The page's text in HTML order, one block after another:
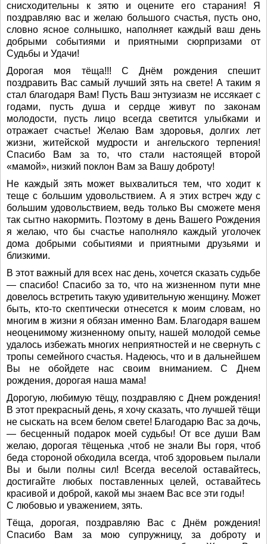
снисходительны к зятю и оцените его старания! Я
поздравляю вас и желаю большого счастья, пусть оно,
словно ясное солнышко, наполняет каждый ваш день
добрыми событиями и приятными сюрпризами от
Судьбы и Удачи!
Дорогая моя тёща!!! С Днём рождения спешит
поздравить Вас самый лучший зять на свете! А таким я
стал благодаря Вам! Пусть Ваш энтузиазм не иссякает с
годами, пусть душа и сердце живут по законам
молодости, пусть лицо всегда светится улыбками и
отражает счастье! Желаю Вам здоровья, долгих лет
жизни, житейской мудрости и ангельского терпения!
Спасибо Вам за то, что стали настоящей второй
«мамой», низкий поклон Вам за Вашу доброту!
Не каждый зять может выхвалиться тем, что ходит к
теще с большим удовольствием. А я этих встреч жду с
большим удовольствием, ведь только Вы сможете меня
так сытно накормить. Поэтому в день Вашего Рождения
я желаю, что бы счастье наполняло каждый уголочек
дома добрыми событиями и приятными друзьями и
близкими.
В этот важный для всех нас день, хочется сказать судьбе
— спасибо! Спасибо за то, что на жизненном пути мне
довелось встретить такую удивительную женщину. Может
быть, кто-то скептически отнесется к моим словам, но
многим в жизни я обязан именно Вам. Благодаря вашем
неоценимому жизненному опыту, нашей молодой семье
удалось избежать многих неприятностей и не свернуть с
тропы семейного счастья. Надеюсь, что и в дальнейшем
Вы не обойдете нас своим вниманием. С Днем
рождения, дорогая наша мама!
Дорогую, любимую тёщу, поздравляю с Днем рождения!
В этот прекрасный день, я хочу сказать, что лучшей тёщи
не сыскать на всем белом свете! Благодарю Вас за дочь,
— бесценный подарок моей судьбы! От все души Вам
желаю, дорогая тёщенька ,чтоб не знали Вы горя, чтоб
беда стороной обходила всегда, чтоб здоровьем пылали
Вы и были полны сил! Всегда веселой оставайтесь,
достигайте любых поставленных целей, оставайтесь
красивой и доброй, какой мы знаем Вас все эти годы!
С любовью и уважением, зять.
Тёща, дорогая, поздравляю Вас с Днём рождения!
Спасибо Вам за мою супружницу, за доброту и